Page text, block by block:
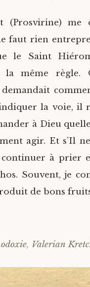
(Prosvirine)
faut rien
le Saint
la même règle.
la voie, il
à Dieu
agir. Et s’Il
à prier
Souvent, je
de bons
, Valerian